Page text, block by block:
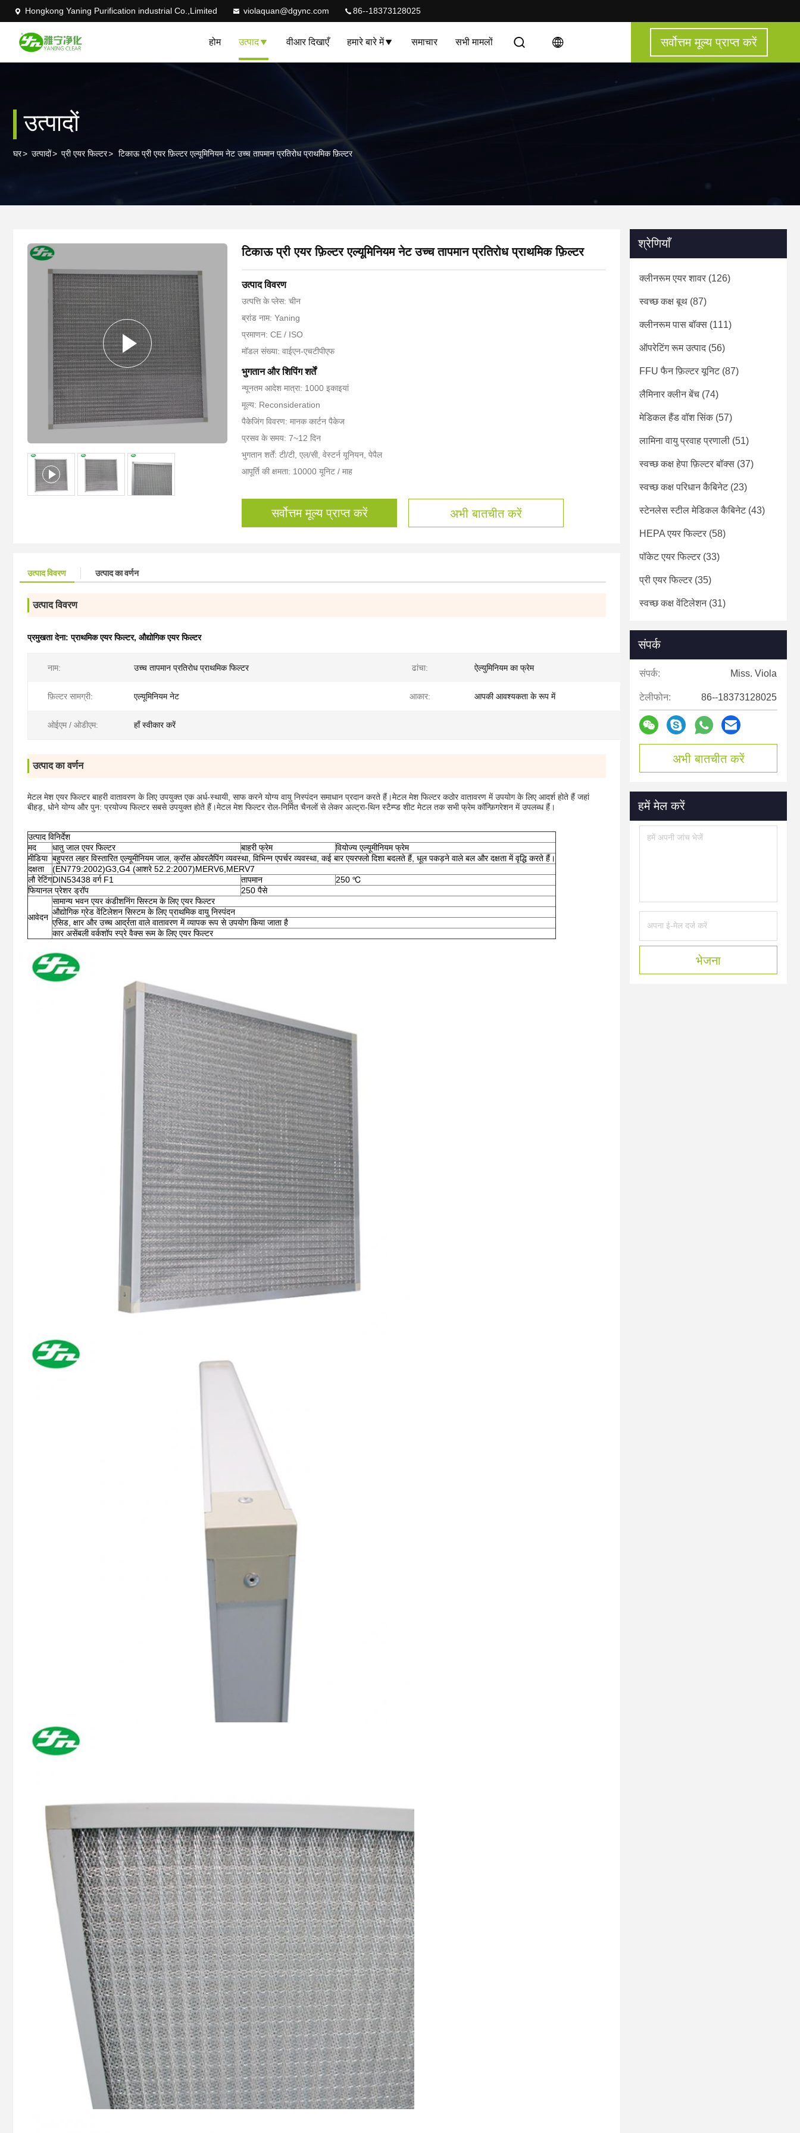
Hongkong Yaning Purification industrial Co.,Limited violaquan@dgync.com 86--18373128025
होम उत्पाद वीआर दिखाएँ हमारे बारे में समाचार सभी मामलों सर्वोत्तम मूल्य प्राप्त करें
उत्पादों
घर> उत्पादों> प्री एयर फिल्टर> टिकाऊ प्री एयर फ़िल्टर एल्यूमिनियम नेट उच्च तापमान प्रतिरोध प्राथमिक फ़िल्टर
टिकाऊ प्री एयर फ़िल्टर एल्यूमिनियम नेट उच्च तापमान प्रतिरोध प्राथमिक फ़िल्टर
उत्पाद विवरण
उत्पत्ति के प्लेस: चीन
ब्रांड नाम: Yaning
प्रमाणन: CE / ISO
मॉडल संख्या: वाईएन-एचटीपीएफ
भुगतान और शिपिंग शर्तें
न्यूनतम आदेश मात्रा: 1000 इकाइयां
मूल्य: Reconsideration
पैकेजिंग विवरण: मानक कार्टन पैकेज
प्रसव के समय: 7~12 दिन
भुगतान शर्तें: टी/टी, एल/सी, वेस्टर्न यूनियन, पेपैल
आपूर्ति की क्षमता: 10000 यूनिट / माह
सर्वोत्तम मूल्य प्राप्त करें अभी बातचीत करें
उत्पाद विवरण उत्पाद का वर्णन
उत्पाद विवरण
प्रमुखता देना:प्राथमिक एयर फिल्टर, औद्योगिक एयर फिल्टर
नाम: उच्च तापमान प्रतिरोध प्राथमिक फिल्टर ढांचा: ऐल्युमिनियम का फ्रेम
फ़िल्टर सामग्री: एल्यूमिनियम नेट आकार: आपकी आवश्यकता के रूप में
ओईएम / ओडीएम: हाँ स्वीकार करें
उत्पाद का वर्णन
मेटल मेश एयर फिल्टर बाहरी वातावरण के लिए उपयुक्त एक अर्ध-स्थायी, साफ करने योग्य वायु निस्पंदन समाधान प्रदान करते हैं।मेटल मेश फिल्टर कठोर वातावरण में उपयोग के लिए आदर्श होते हैं जहां
बीहड़, धोने योग्य और पुन: प्रयोज्य फिल्टर सबसे उपयुक्त होते हैं।मेटल मेश फिल्टर रोल-निर्मित चैनलों से लेकर अल्ट्रा-थिन स्टैम्प्ड शीट मेटल तक सभी फ्रेम कॉन्फ़िगरेशन में उपलब्ध हैं।
उत्पाद विनिर्देश
मद
धातु जाल एयर फिल्टर बाहरी फ्रेम
वियोज्य एल्यूमीनियम फ्रेम
मीडिया बहुपरत लहर विस्तारित एल्यूमीनियम जाल, क्रॉस ओवरलैपिंग व्यवस्था, विभिन्न एपर्चर व्यवस्था, कई बार एयरफ्लो दिशा बदलते हैं, धूल पकड़ने वाले बल और दक्षता में वृद्धि करते हैं।
दक्षता
(EN779:2002)G3,G4 (आशरे 52.2:2007)MERV6,MERV7
लौ रेटिंगDIN53438 वर्ग F1 तापमान
250 ℃
फियानल प्रेशर ड्रॉप
250 पैसे
आवेदन
सामान्य भवन एयर कंडीशनिंग सिस्टम के लिए एयर फिल्टर
औद्योगिक ग्रेड वेंटिलेशन सिस्टम के लिए प्राथमिक वायु निस्पंदन
एसिड, क्षार और उच्च आर्द्रता वाले वातावरण में व्यापक रूप से उपयोग किया जाता है
कार असेंबली वर्कशॉप स्प्रे वैक्स रूम के लिए एयर फिल्टर
श्रेणियाँ
क्लीनरूम एयर शावर (126)
स्वच्छ कक्ष बूथ (87)
क्लीनरूम पास बॉक्स (111)
ऑपरेटिंग रूम उत्पाद(56)
FFU फैन फ़िल्टर यूनिट(87)
लैमिनार क्लीन बेंच (74)
मेडिकल हैंड वॉश सिंक (57)
लामिना वायु प्रवाह प्रणाली (51)
स्वच्छ कक्ष हेपा फ़िल्टर बॉक्स (37)
स्वच्छ कक्ष परिधान कैबिनेट(23)
स्टेनलेस स्टील मेडिकल कैबिनेट(43)
HEPA एयर फिल्टर (58)
पॉकेट एयर फिल्टर (33)
प्री एयर फिल्टर (35)
स्वच्छ कक्ष वेंटिलेशन(31)
संपर्क
संपर्क: Miss. Viola
टेलीफोन: 86--18373128025
अभी बातचीत करें
हमें मेल करें
भेजना